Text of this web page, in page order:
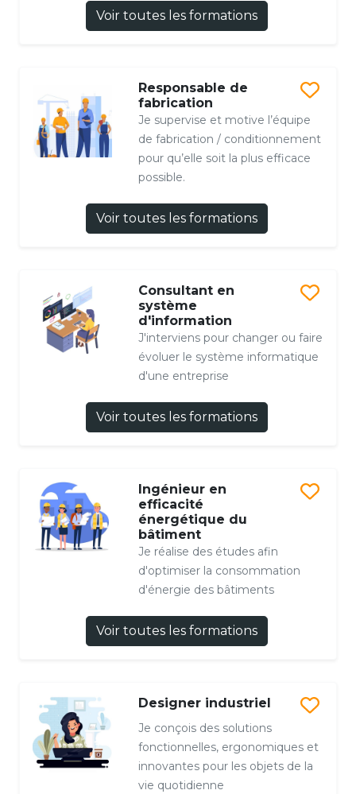
Voir toutes les formations
Responsable de
fabrication
Je supervise et motive l’équipe
de fabrication / conditionnement
pour qu’elle soit la plus efficace
possible.
Voir toutes les formations
Consultant en
système
d'information
J'interviens pour changer ou faire
évoluer le système informatique
d'une entreprise
Voir toutes les formations
Ingénieur en
efficacité
énergétique du
bâtiment
Je réalise des études afin
d'optimiser la consommation
d'énergie des bâtiments
Voir toutes les formations
Designer industriel
Je conçois des solutions
fonctionnelles, ergonomiques et
innovantes pour les objets de la
vie quotidienne